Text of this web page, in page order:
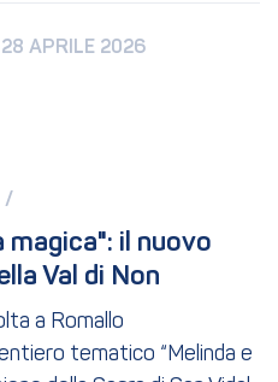
28 APRILE 2026
/
magica": il nuovo
Val di Non
a Romallo
tematico “Melinda e